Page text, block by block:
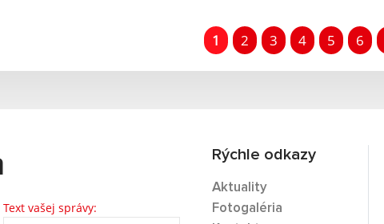
1 2 3 4 5 6
Text vašej správy:
Rýchle odkazy
Aktuality
Fotogaléria